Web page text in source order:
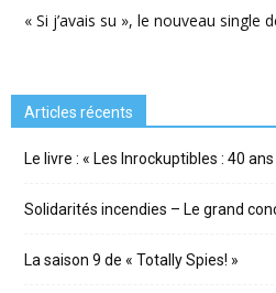
« Si j’avais su », le nouveau single
Articles récents
Le livre : « Les Inrockuptibles : 40
Solidarités incendies – Le grand
La saison 9 de « Totally Spies! »